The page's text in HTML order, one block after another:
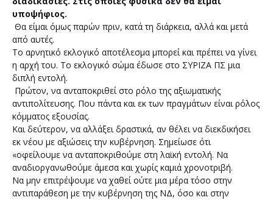
υποψήφιος.
Θα είμαι όμως παρών πριν, κατά τη διάρκεια, αλλά και μετά
από αυτές.
Το αρνητικό εκλογικό αποτέλεσμα μπορεί και πρέπει να γίνει
η αρχή του. Το εκλογικό σώμα έδωσε στο ΣΥΡΙΖΑ ΠΣ μια
διπλή εντολή.
Πρώτον, να ανταποκριθεί στο ρόλο της αξιωματικής
αντιπολίτευσης. Που πάντα και εκ των πραγμάτων είναι ρόλος
κόμματος εξουσίας.
Και δεύτερον, να αλλάξει δραστικά, αν θέλει να διεκδικήσει
εκ νέου με αξιώσεις την κυβέρνηση. Σημείωσε ότι
«οφείλουμε να ανταποκριθούμε στη λαϊκή εντολή. Να
αναδιοργανωθούμε άμεσα και χωρίς καμιά χρονοτριβή.
Να μην επιτρέψουμε να χαθεί ούτε μια μέρα τόσο στην
αντιπαράθεση με την κυβέρνηση της ΝΔ, όσο και στην